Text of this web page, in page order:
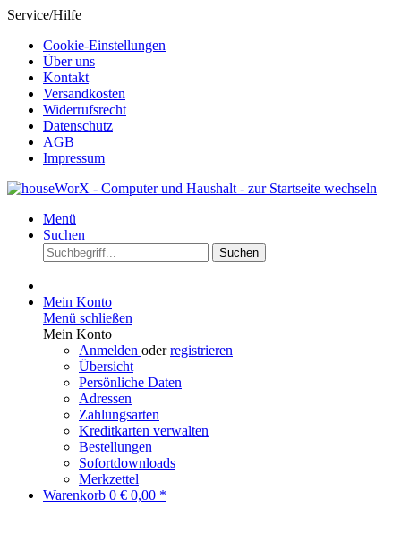
Service/Hilfe
Cookie-Einstellungen
Über uns
Kontakt
Versandkosten
Widerrufsrecht
Datenschutz
AGB
Impressum
Menü
Suchen
Suchen
Mein Konto
Menü schließen
Mein Konto
Anmelden oderregistrieren
Übersicht
Persönliche Daten
Adressen
Zahlungsarten
Kreditkarten verwalten
Bestellungen
Sofortdownloads
Merkzettel
Warenkorb 0 € 0,00 *